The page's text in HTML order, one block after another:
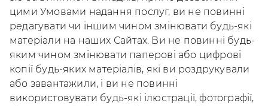
цими Умовами надання послуг, ви не повинні
редагувати чи іншим чином змінювати будь-які
матеріали на наших Сайтах. Ви не повинні будь-
яким чином змінювати паперові або цифрові
копії будь-яких матеріалів, які ви роздрукували
або завантажили, і ви не повинні
використовувати будь-які ілюстрації, фотографії,